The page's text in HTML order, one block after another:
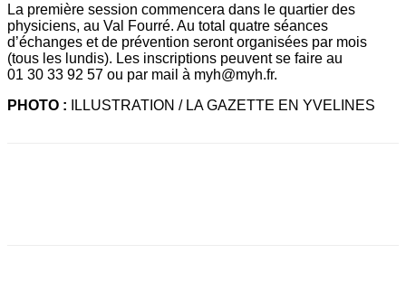
La première session commencera dans le quartier des
physiciens, au Val Fourré. Au total quatre séances
d’échanges et de prévention seront organisées par mois
(tous les lundis). Les inscriptions peuvent se faire au
01 30 33 92 57 ou par mail à myh@myh.fr.
PHOTO :
ILLUSTRATION / LA GAZETTE EN YVELINES